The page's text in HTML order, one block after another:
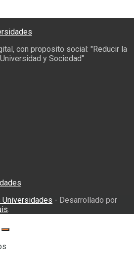
con proposito social: "Reducir la
y Sociedad"
Universidades - Desarrollado por
.